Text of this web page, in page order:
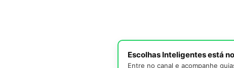
Escolhas Inteligentes está
Entre no canal e acompanhe